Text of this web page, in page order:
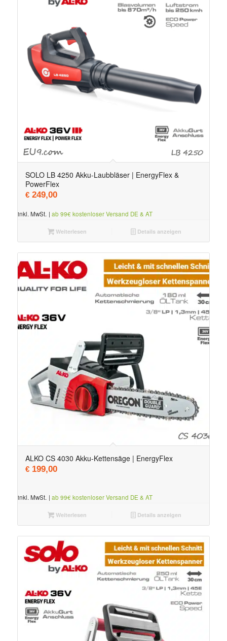
SOLO LB 4250 Akku-Laubbläser | EnergyFlex &
PowerFlex
€249,00
inkl. MwSt. | ab 99€ kostenloser Versand DE & AT
Weiterlesen Details anzeigen
ALKO CS 4030 Akku-Kettensäge | EnergyFlex
€199,00
inkl. MwSt. | ab 99€ kostenloser Versand DE & AT
Weiterlesen Details anzeigen